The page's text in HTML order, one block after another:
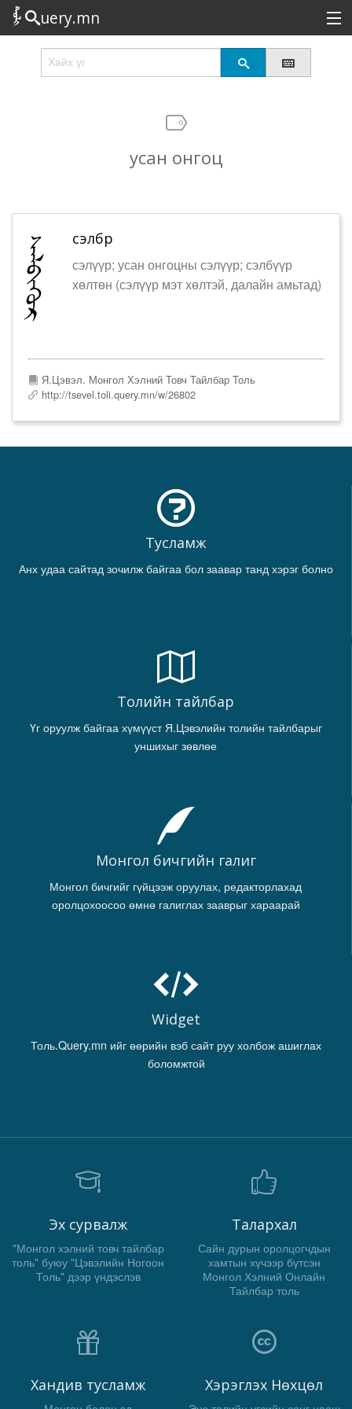
uery.mn
Сонирхолтой
усан онгоц
сэлбүүр
сэлүүр; усан онгоцны сэлүүр; сэлбүүр
хөлтөн (сэлүүр мэт хөлтэй, далайн амьтад)
Я.Цэвэл. Монгол Хэлний Товч Тайлбар Толь
http://tsevel.toli.query.mn/w/26802
Тусламж
Анх удаа сайтад зочилж байгаа бол заавар танд хэрэг болно
Толийн тайлбар
Үг оруулж байгаа хүмүүст Я.Цэвэлийн толийн тайлбарыг
уншихыг зөвлөе
Монгол бичгийн галиг
Монгол бичгийг гүйцээж оруулах, редакторлахад
оролцохоосоо өмнө галиглах зааврыг хараарай
Widget
Толь.Query.mn ийг өөрийн вэб сайт руу холбож ашиглах
боломжтой
Эх сурвалж
"Монгол хэлний товч тайлбар
толь" буюу "Цэвэлийн Ногоон
Толь" дээр үндэслэв
Талархал
Сайн дурын оролцогчдын
хамтын хүчээр бүтсэн
Монгол Хэлний Онлайн
Тайлбар толь
Хандив тусламж Хэрэглэх Нөхцөл